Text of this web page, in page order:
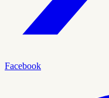
Facebook